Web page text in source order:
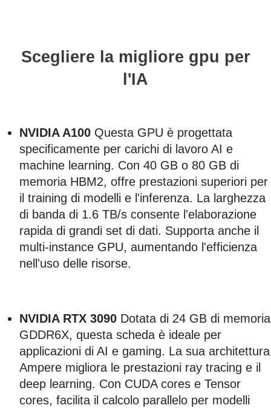
Scegliere la migliore gpu per
l'IA
NVIDIA A100 Questa GPU è progettata
specificamente per carichi di lavoro AI e
machine learning. Con 40 GB o 80 GB di
memoria HBM2, offre prestazioni superiori per
il training di modelli e l'inferenza. La larghezza
di banda di 1.6 TB/s consente l'elaborazione
rapida di grandi set di dati. Supporta anche il
multi-instance GPU, aumentando l'efficienza
nell'uso delle risorse.
NVIDIA RTX 3090 Dotata di 24 GB di memoria
GDDR6X, questa scheda è ideale per
applicazioni di AI e gaming. La sua architettura
Ampere migliora le prestazioni ray tracing e il
deep learning. Con CUDA cores e Tensor
cores, facilita il calcolo parallelo per modelli